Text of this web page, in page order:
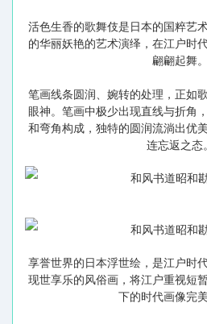
活色生香的歌舞伎是日本的国粹艺
的华丽妖艳的艺术演绎，在江户时
翩翩起舞。
笔画线条圆润、婉转的处理，正如
眼神。笔画中极少出现直线与折角
和弯角构成，独特的圆润流淌出优
连忘返之态
享誉世界的日本浮世绘，是江户时
现世享乐的风俗画，将江户重视短
下的时代画像完美